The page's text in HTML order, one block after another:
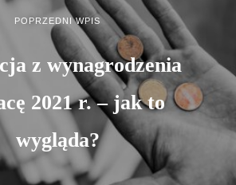
POPRZEDNI WPIS
z wynagrodzenia
2021 r. – jak to
wygląda?